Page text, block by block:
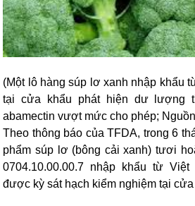
(Một lô hàng súp lơ xanh nhập khẩu
tại cửa khẩu phát hiện dư lượng
abamectin vượt mức cho phép;
Theo thông báo của TFDA, trong 6
phẩm súp lơ (bông cải xanh) tươi
0704.10.00.00.7 nhập khẩu từ
được kỳ sát hạch kiểm nghiệm tại cửa